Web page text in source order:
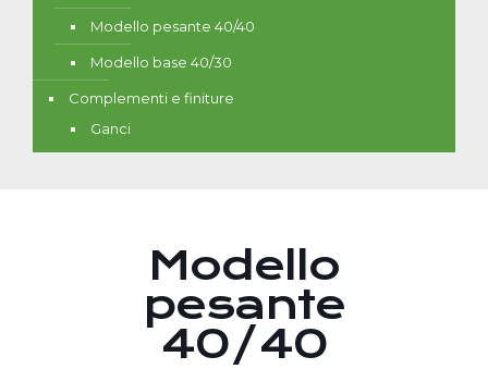
Modello pesante 40/40
Modello base 40/30
Complementi e finiture
Ganci
Modello
pesante
40/40